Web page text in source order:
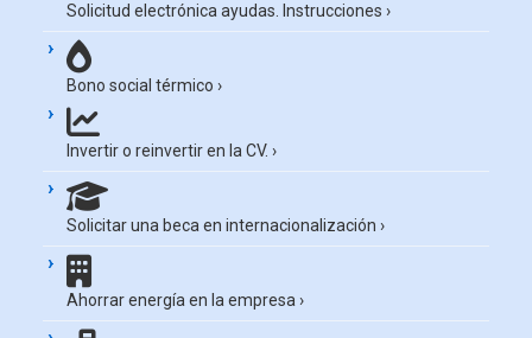
Solicitud electrónica ayudas. Instrucciones ›
Bono social térmico ›
Invertir o reinvertir en la CV. ›
Solicitar una beca en internacionalización ›
Ahorrar energía en la empresa ›